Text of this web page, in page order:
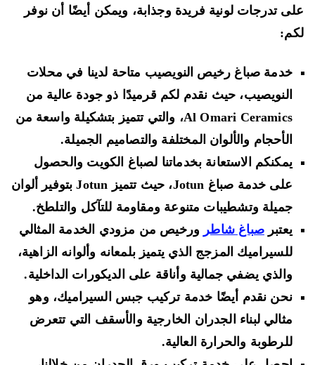
تدرجات لونية فريدة وجذابة، ويمكن أيضًا أن نوفر
خدمة صباغ رخيص النويصيب متاحة لدينا في محلات
النويصيب، حيث نقدم لكم قرميدًا ذو جودة عالية من
Al Omari Ceramics، والتي تتميز بتشكيلة واسعة من
الأحجام والألوان المختلفة والتصاميم الجميلة.
يمكنكم الاستعانة بخدماتنا لصباغ الكويت والحصول
على خدمة صباغ Jotun، حيث تتميز Jotun بتوفير ألوان
جميلة وتشطيبات متنوعة ومقاومة للتآكل والتلطخ.
يعتبرصباغ شاطرورخيص من مزودي الخدمة المثالي
للسيراميك المزجج الذي يتميز بلمعانه وألوانه الزاهية،
والذي يضفي جمالية وأناقة على الديكورات الداخلية.
نحن نقدم أيضًا خدمة تركيب جبس السيراميك، وهو
مثالي لبناء الجدران الخارجية والأسقف التي تتعرض
للرطوبة والحرارة العالية.